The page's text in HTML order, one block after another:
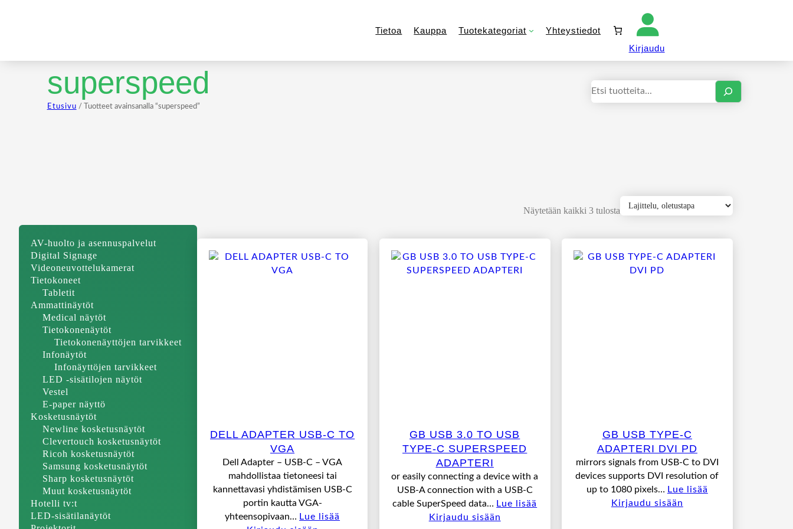
Tietoa Kauppa Tuotekategoriat
Yhteystiedot
Kirjaudu
superspeed
Etusivu / Tuotteet avainsanalla “superspeed”
Haku
Näytetään kaikki 3 tulosta
AV-huolto ja asennuspalvelut
Digital Signage
Videoneuvottelukamerat
Tietokoneet
Tabletit
Ammattinäytöt
Medical näytöt
Tietokonenäytöt
Tietokonenäyttöjen tarvikkeet
Infonäytöt
Infonäyttöjen tarvikkeet
LED -sisätilojen näytöt
Vestel
E-paper näyttö
Kosketusnäytöt
Newline kosketusnäytöt
Clevertouch kosketusnäytöt
Ricoh kosketusnäytöt
Samsung kosketusnäytöt
Sharp kosketusnäytöt
Muut kosketusnäytöt
Hotelli tv:t
LED-sisätilanäytöt
DELL ADAPTER USB-C TO
VGA
Dell Adapter – USB-C – VGA
mahdollistaa tietoneesi tai
kannettavasi yhdistämisen USB-C
portin kautta VGA-
yhteensopivaan… Lue lisää
GB USB 3.0 TO USB
TYPE-C SUPERSPEED
ADAPTERI
or easily connecting a device with a
USB-A connection with a USB-C
cable SuperSpeed data… Lue lisää
Kirjaudu sisään
GB USB TYPE-C
ADAPTERI DVI PD
mirrors signals from USB-C to DVI
devices supports DVI resolution of
up to 1080 pixels… Lue lisää
Kirjaudu sisään